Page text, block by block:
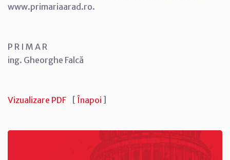
www.primariaarad.ro.
P R I M A R
ing. Gheorghe Falcă
Vizualizare PDF [ Înapoi ]